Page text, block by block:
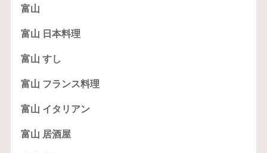
富山
富山 日本料理
富山 すし
富山 フランス料理
富山 イタリアン
富山 居酒屋